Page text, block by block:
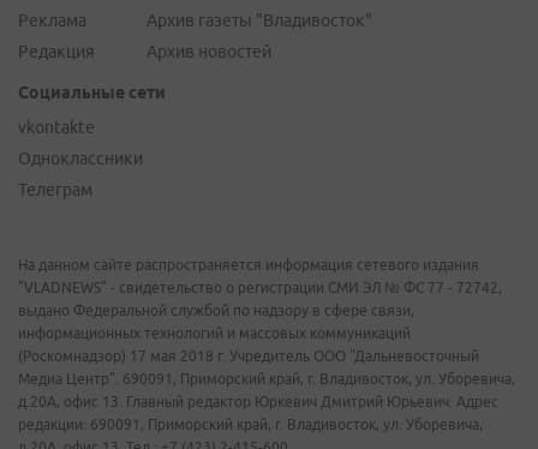
Реклама
Редакция
Архив газеты "Владивосток"
Архив новостей
Социальные сети
vkontakte
Одноклассники
Телеграм
На данном сайте распространяется информация сетевого издания
"VLADNEWS" - свидетельство о регистрации СМИ ЭЛ № ФС 77 - 72742,
выдано Федеральной службой по надзору в сфере связи,
информационных технологий и массовых коммуникаций
(Роскомнадзор) 17 мая 2018 г. Учредитель ООО "Дальневосточный
Медиа Центр". 690091, Приморский край, г. Владивосток, ул. Уборевича,
д.20А, офис 13. Главный редактор Юркевич Дмитрий Юрьевич. Адрес
редакции: 690091, Приморский край, г. Владивосток, ул. Уборевича,